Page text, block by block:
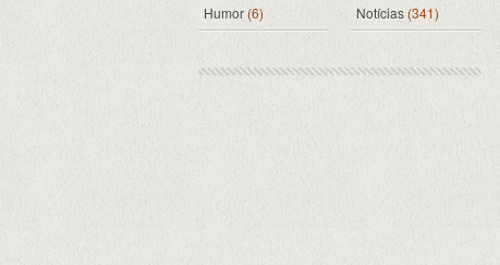
Humor(6) Notícias (341)